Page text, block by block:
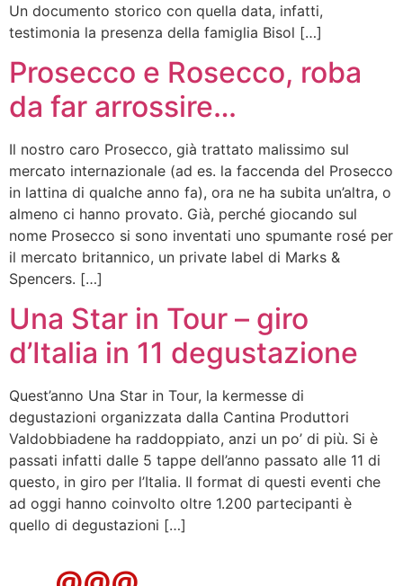
Un documento storico con quella data, infatti,
testimonia la presenza della famiglia Bisol […]
Prosecco e Rosecco, roba
da far arrossire…
Il nostro caro Prosecco, già trattato malissimo sul
mercato internazionale (ad es. la faccenda del Prosecco
in lattina di qualche anno fa), ora ne ha subita un’altra, o
almeno ci hanno provato. Già, perché giocando sul
nome Prosecco si sono inventati uno spumante rosé per
il mercato britannico, un private label di Marks &
Spencers. […]
Una Star in Tour – giro
d’Italia in 11 degustazione
Quest’anno Una Star in Tour, la kermesse di
degustazioni organizzata dalla Cantina Produttori
Valdobbiadene ha raddoppiato, anzi un po’ di più. Si è
passati infatti dalle 5 tappe dell’anno passato alle 11 di
questo, in giro per l’Italia. Il format di questi eventi che
ad oggi hanno coinvolto oltre 1.200 partecipanti è
quello di degustazioni […]